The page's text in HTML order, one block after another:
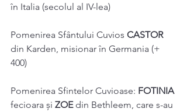
în Italia (secolul al IV-lea)
Pomenirea Sfântului Cuvios CASTOR
din Karden, misionar în Germania (+
400)
Pomenirea Sfintelor Cuvioase: FOTINIA
fecioara și ZOE din Bethleem, care s-au